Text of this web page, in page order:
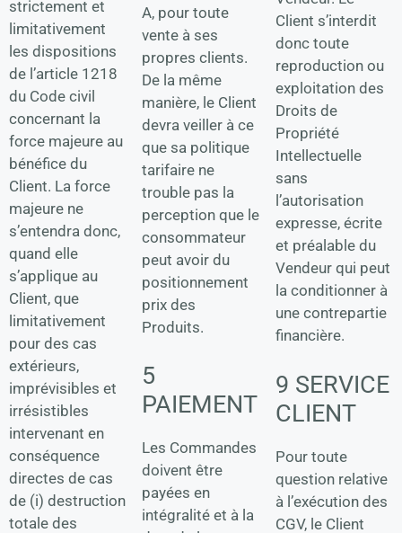
strictement et
limitativement
les dispositions
de l’article 1218
du Code civil
concernant la
force majeure au
bénéfice du
Client. La force
majeure ne
s’entendra donc,
quand elle
s’applique au
Client, que
limitativement
pour des cas
extérieurs,
imprévisibles et
irrésistibles
intervenant en
conséquence
directes de cas
de (i) destruction
totale des
A, pour toute
vente à ses
propres clients.
De la même
manière, le Client
devra veiller à ce
que sa politique
tarifaire ne
trouble pas la
perception que le
consommateur
peut avoir du
positionnement
prix des
Produits.
5
PAIEMENT
Les Commandes
doivent être
payées en
intégralité et à la
Client s’interdit
donc toute
reproduction ou
exploitation des
Droits de
Propriété
Intellectuelle
sans
l’autorisation
expresse, écrite
et préalable du
Vendeur qui peut
la conditionner à
une contrepartie
financière.
9 SERVICE
CLIENT
Pour toute
question relative
à l’exécution des
CGV, le Client